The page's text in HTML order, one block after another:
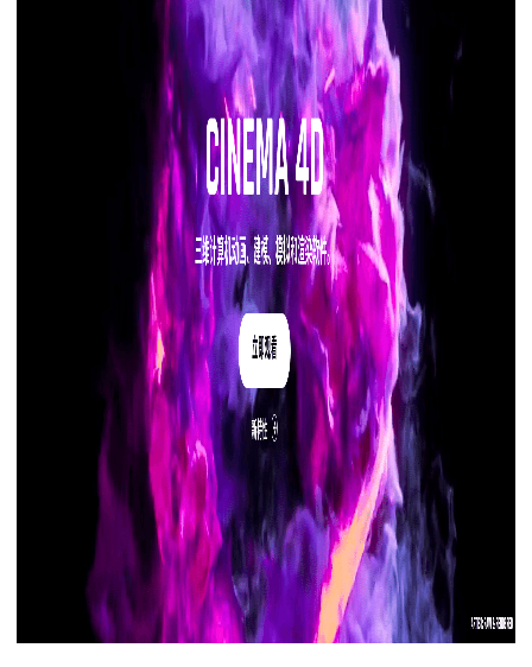
效果图客户端
效果图客户端
效果图客户端
效果图客户端
效果图客户端
效果图客户端